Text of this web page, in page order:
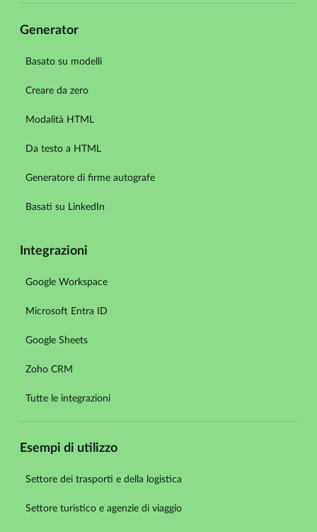
Generator
Basato su modelli
Creare da zero
Modalità HTML
Da testo a HTML
Generatore di firme autografe
Basati su LinkedIn
Integrazioni
Google Workspace
Microsoft Entra ID
Google Sheets
Zoho CRM
Tutte le integrazioni
Esempi di utilizzo
Settore dei trasporti e della logistica
Settore turistico e agenzie di viaggio